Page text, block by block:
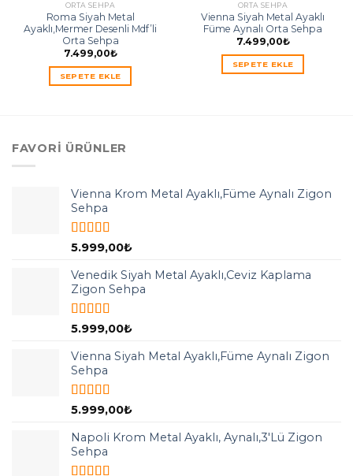
ORTA SEHPA
Roma Siyah Metal
Ayaklı,Mermer Desenli Mdf’li
Orta Sehpa
7.499,00₺
SEPETE EKLE
ORTA SEHPA
Vienna Siyah Metal Ayaklı
Füme Aynalı Orta Sehpa
7.499,00₺
SEPETE EKLE
FAVORI ÜRÜNLER
Vienna Krom Metal Ayaklı,Füme Aynalı Zigon
Sehpa
5 üzerinden
5.999,00₺
Venedik Siyah Metal Ayaklı,Ceviz Kaplama
Zigon Sehpa
5 üzerinden
5.999,00₺
Vienna Siyah Metal Ayaklı,Füme Aynalı Zigon
Sehpa
5 üzerinden
5.999,00₺
Napoli Krom Metal Ayaklı, Aynalı,3'Lü Zigon
Sehpa